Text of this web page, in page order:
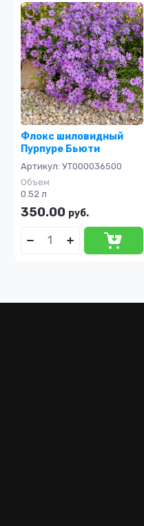
Цена - возрастание
Название - Я-А
Название - А-Я
Флокс шиловидный
Пурпуре Бьюти
Артикул: УТ000036500
Объем
0.52 л
350.00 руб.